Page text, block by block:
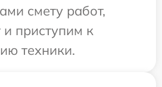
смету работ,
приступим к
техники.